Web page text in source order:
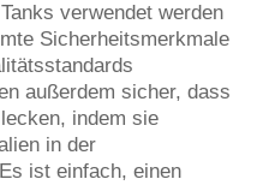
verwendet werden
Sicherheitsmerkmale
außerdem sicher, dass
indem sie
in der
ist einfach, einen